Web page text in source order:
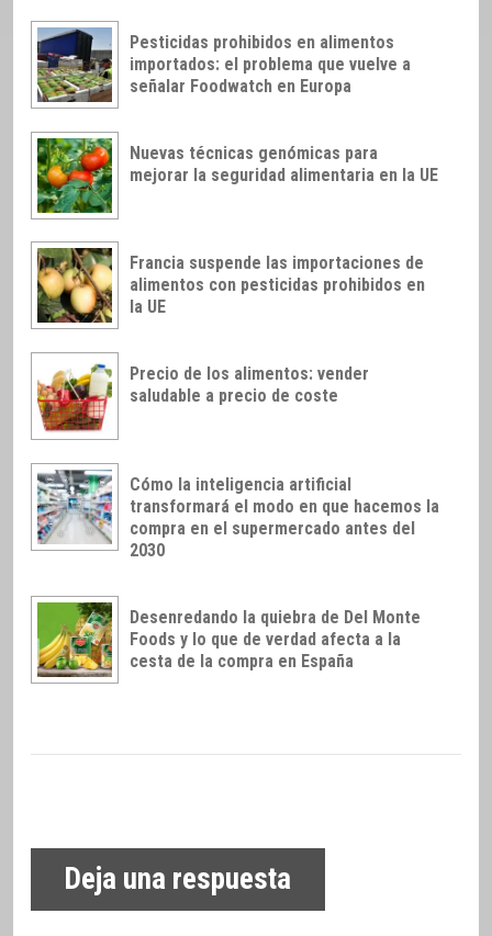
Pesticidas prohibidos en alimentos
importados: el problema que vuelve a
señalar Foodwatch en Europa
Nuevas técnicas genómicas para
mejorar la seguridad alimentaria en la UE
Francia suspende las importaciones de
alimentos con pesticidas prohibidos en
la UE
Precio de los alimentos: vender
saludable a precio de coste
Cómo la inteligencia artificial
transformará el modo en que hacemos la
compra en el supermercado antes del
2030
Desenredando la quiebra de Del Monte
Foods y lo que de verdad afecta a la
cesta de la compra en España
Deja una respuesta